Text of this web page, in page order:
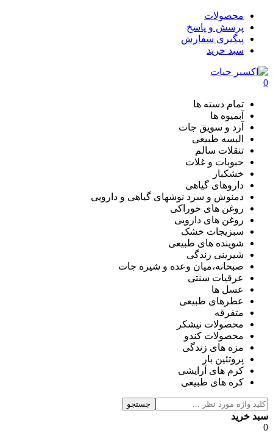
محصولات
پرسش و پاسخ
پیگیری سفارش
سبد خرید
0
تمام دسته ها
آبمیوه ها
آرد و سویق جات
البسه طبیعی
تنقلات سالم
حبوبات و غلات
خشکبار
داروهای گیاهی
دمنوش و سرد نوشهای گیاهی و دارویی
روغن های خوراکی
روغن های دارویی
سبزیجات خشک
شوینده های طبیعی
شیرینی زندگی
صبحانه،میان وعده و شیره جات
عرقیات سنتی
عسل ها
عطرهای طبیعی
متفرقه
محصولات نیشکر
محصولات کندو
مزه های زندگی
پروتئین بار
کرم های آرایشی
کره های طبیعی
جستجو
سبد خرید
0